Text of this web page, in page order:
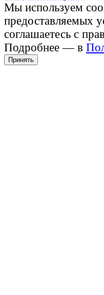
Мы используем
предоставляемых
соглашаетесь с
Подробнее — в
Принять